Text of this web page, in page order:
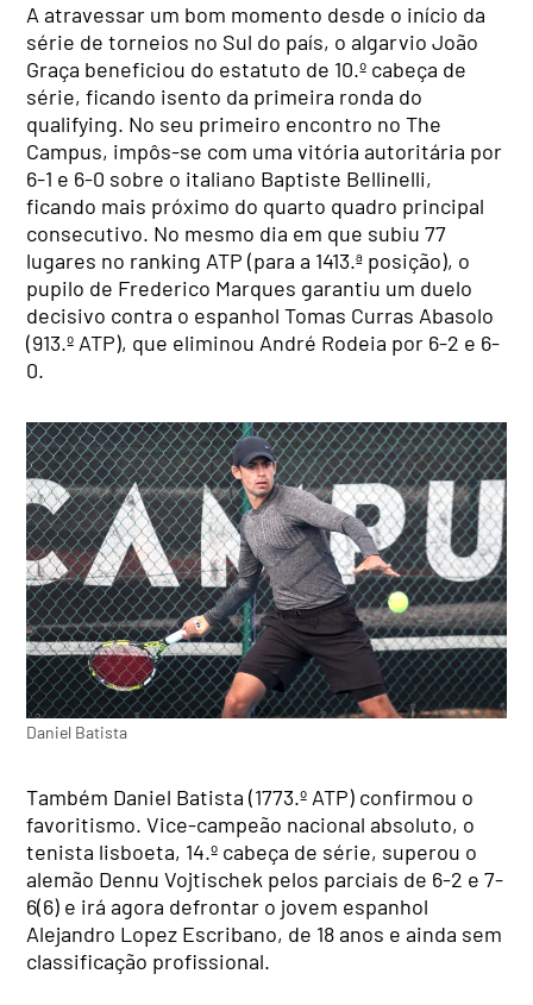
A atravessar um bom momento desde o início da
série de torneios no Sul do país, o algarvio João
Graça beneficiou do estatuto de 10.º cabeça de
série, ficando isento da primeira ronda do
qualifying. No seu primeiro encontro no The
Campus, impôs-se com uma vitória autoritária por
6-1 e 6-0 sobre o italiano Baptiste Bellinelli,
ficando mais próximo do quarto quadro principal
consecutivo. No mesmo dia em que subiu 77
lugares no ranking ATP (para a 1413.ª posição), o
pupilo de Frederico Marques garantiu um duelo
decisivo contra o espanhol Tomas Curras Abasolo
(913.º ATP), que eliminou André Rodeia por 6-2 e 6-
0.
Daniel Batista
Também Daniel Batista (1773.º ATP) confirmou o
favoritismo. Vice-campeão nacional absoluto, o
tenista lisboeta, 14.º cabeça de série, superou o
alemão Dennu Vojtischek pelos parciais de 6-2 e 7-
6(6) e irá agora defrontar o jovem espanhol
Alejandro Lopez Escribano, de 18 anos e ainda sem
classificação profissional.